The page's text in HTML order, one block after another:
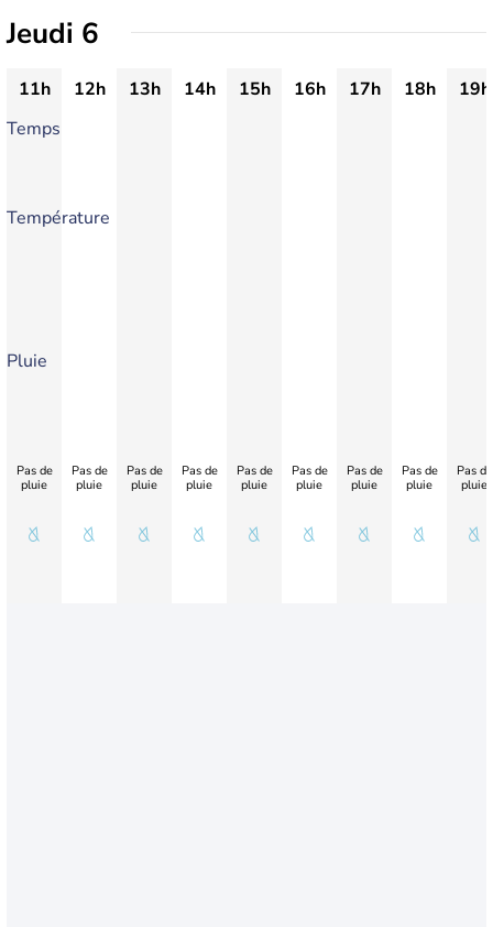
Jeudi 6
11h 12h 13h 14h 15h 16h 17h 18h
19h
Temps
Température
Pluie
Pas de
pluie
Pas de
pluie
Pas de
pluie
Pas de
pluie
Pas de
pluie
Pas de
pluie
Pas de
pluie
Pas de
pluie
Pas de
pluie